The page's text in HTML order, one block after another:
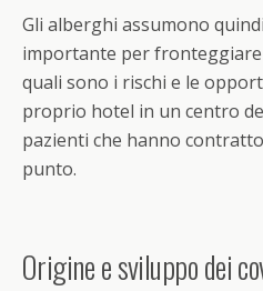
Gli alberghi assumono
importante per fronteggiare
quali sono i rischi e le
proprio hotel in un centro
pazienti che hanno
punto.
Origine e sviluppo dei